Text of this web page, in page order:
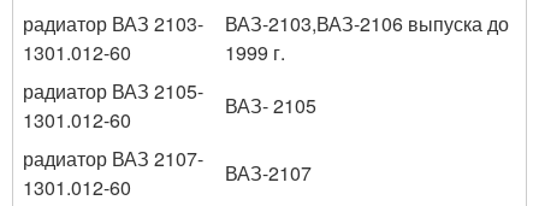
радиатор ВАЗ 2103-
1301.012-60
ВАЗ-2103,ВАЗ-2106 выпуска до
1999 г.
радиатор ВАЗ 2105-
1301.012-60
ВАЗ- 2105
радиатор ВАЗ 2107-
1301.012-60
ВАЗ-2107